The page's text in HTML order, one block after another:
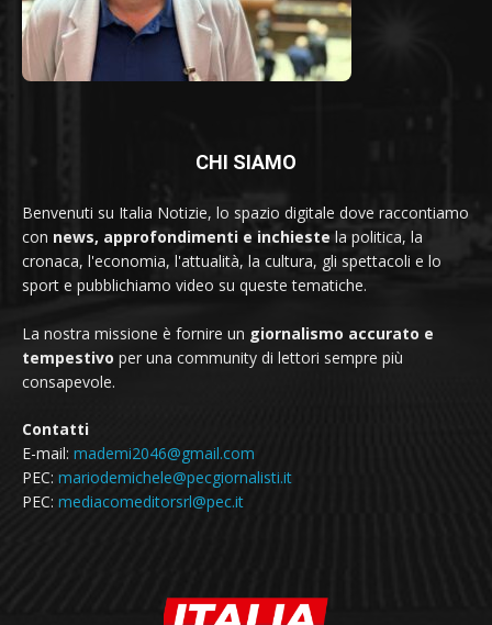
CHI SIAMO
Benvenuti su Italia Notizie, lo spazio digitale dove raccontiamo
con news, approfondimenti e inchieste la politica, la
cronaca, l'economia, l'attualità, la cultura, gli spettacoli e lo
sport e pubblichiamo video su queste tematiche.
La nostra missione è fornire un giornalismo accurato e
tempestivo per una community di lettori sempre più
consapevole.
Contatti
E-mail: mademi2046@gmail.com
PEC: mariodemichele@pecgiornalisti.it
PEC: mediacomeditorsrl@pec.it